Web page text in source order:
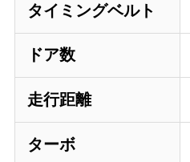
タイミングベルト
ドア数
走行距離
ターボ